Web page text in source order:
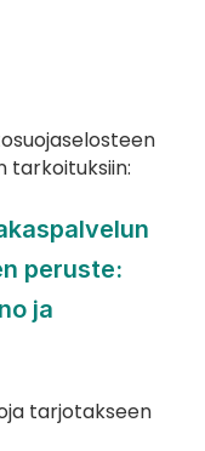
tarkoituksiin:
peruste:
ja
tarjotakseen